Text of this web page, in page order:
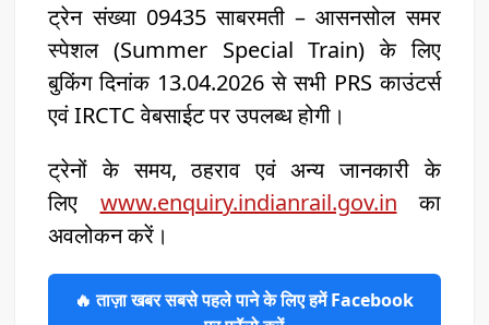
ट्रेन संख्या 09435 साबरमती – आसनसोल समर
स्पेशल (Summer Special Train) के लिए
बुकिंग दिनांक 13.04.2026 से सभी PRS काउंटर्स
एवं IRCTC वेबसाईट पर उपलब्ध होगी।
ट्रेनों के समय, ठहराव एवं अन्य जानकारी के
लिए www.enquiry.indianrail.gov.in का
अवलोकन करें।
🔥 ताज़ा खबर सबसे पहले पाने के लिए हमें Facebook